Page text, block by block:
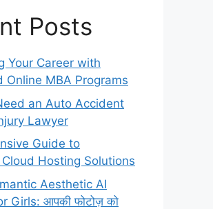
Posts
Your Career with
Online MBA Programs
an Auto Accident
Lawyer
Guide to
Hosting Solutions
Aesthetic AI
Girls: आपकी फोटोज़ को